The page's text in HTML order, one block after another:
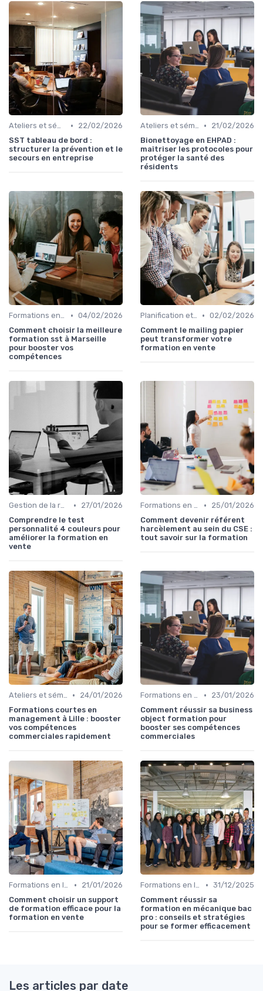
Ateliers et séminaires •
22/02/2026
SST tableau de bord :
structurer la prévention et le
secours en entreprise
Ateliers et séminaires •
21/02/2026
Bionettoyage en EHPAD :
maîtriser les protocoles pour
protéger la santé des
résidents
Formations en ligne • 04/02/2026
Comment choisir la meilleure
formation sst à Marseille
pour booster vos
compétences
Planification et stratégie de vente • 02/02/2026
Comment le mailing papier
peut transformer votre
formation en vente
Gestion de la relation client (CRM) •
27/01/2026
Comprendre le test
personnalité 4 couleurs pour
améliorer la formation en
vente
Formations en ligne •
25/01/2026
Comment devenir référent
harcèlement au sein du CSE :
tout savoir sur la formation
Ateliers et séminaires •
24/01/2026
Formations courtes en
management à Lille : booster
vos compétences
commerciales rapidement
Formations en ligne •
23/01/2026
Comment réussir sa business
object formation pour
booster ses compétences
commerciales
Formations en ligne •
21/01/2026
Comment choisir un support
de formation efficace pour la
formation en vente
Formations en ligne • 31/12/2025
Comment réussir sa
formation en mécanique bac
pro : conseils et stratégies
pour se former efficacement
Les articles par date